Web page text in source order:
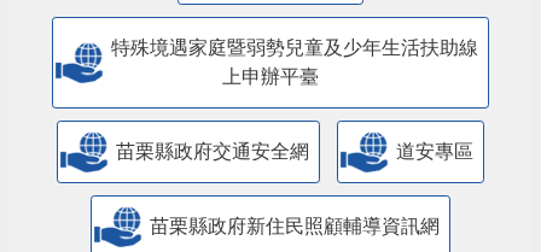
特殊境遇家庭暨弱勢兒童及少年生活扶助線
上申辦平臺
苗栗縣政府交通安全網 道安專區
苗栗縣政府新住民照顧輔導資訊網